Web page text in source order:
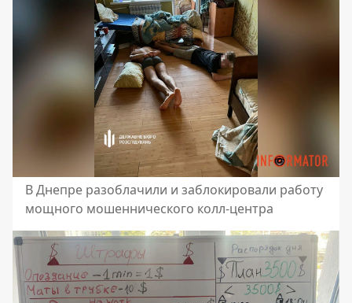
В Днепре разоблачили и заблокировали работу
мощного мошеннического колл-центра